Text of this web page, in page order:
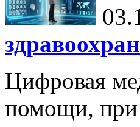
Цифровая
помощи, при